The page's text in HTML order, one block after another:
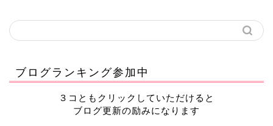
ブログランキング参加中
３コともクリックしていただけると
ブログ更新の励みになります